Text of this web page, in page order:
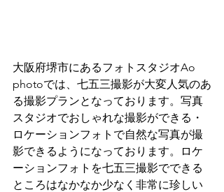
大阪府堺市にあるフォトスタジオAo
photoでは、七五三撮影が大変人気のあ
る撮影プランとなっております。写真
スタジオでおしゃれな撮影ができる・
ロケーションフォトで自然な写真が撮
影できるようになっております。ロケ
ーションフォトを七五三撮影でできる
ところはなかなか少なく非常に珍しい